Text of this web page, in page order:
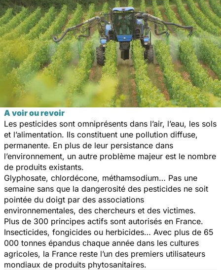
A voir ou revoir
Les pesticides sont omniprésents dans l’air, l’eau, les sols
et l’alimentation. Ils constituent une pollution diffuse,
permanente. En plus de leur persistance dans
l’environnement, un autre problème majeur est le nombre
de produits existants.
Glyphosate, chlordécone, méthamsodium… Pas une
semaine sans que la dangerosité des pesticides ne soit
pointée du doigt par des associations
environnementales, des chercheurs et des victimes.
Plus de 300 principes actifs sont autorisés en France.
Insecticides, fongicides ou herbicides… Avec plus de 65
000 tonnes épandus chaque année dans les cultures
agricoles, la France reste l’un des premiers utilisateurs
mondiaux de produits phytosanitaires.